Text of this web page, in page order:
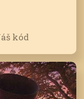
kód